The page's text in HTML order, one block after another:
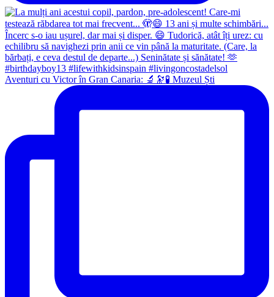
Aventuri cu Victor în Gran Canaria: 🔬🔭🧪 Muzeul Ști